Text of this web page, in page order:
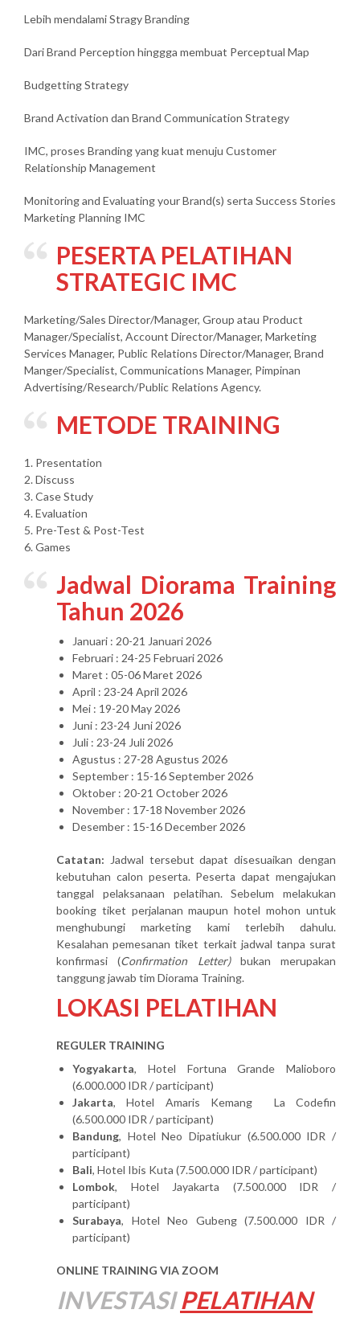
Lebih mendalami Stragy Branding
Dari Brand Perception hinggga membuat Perceptual Map
Budgetting Strategy
Brand Activation dan Brand Communication Strategy
IMC, proses Branding yang kuat menuju Customer
Relationship Management
Monitoring and Evaluating your Brand(s) serta Success Stories
Marketing Planning IMC
PESERTA PELATIHAN
STRATEGIC IMC
Marketing/Sales Director/Manager, Group atau Product
Manager/Specialist, Account Director/Manager, Marketing
Services Manager, Public Relations Director/Manager, Brand
Manger/Specialist, Communications Manager, Pimpinan
Advertising/Research/Public Relations Agency.
METODE TRAINING
1. Presentation
2. Discuss
3. Case Study
4. Evaluation
5. Pre-Test & Post-Test
6. Games
Jadwal Diorama Training
Tahun 2026
Januari : 20-21 Januari 2026
Februari : 24-25 Februari 2026
Maret : 05-06 Maret 2026
April : 23-24 April 2026
Mei : 19-20 May 2026
Juni : 23-24 Juni 2026
Juli : 23-24 Juli 2026
Agustus : 27-28 Agustus 2026
September : 15-16 September 2026
Oktober : 20-21 October 2026
November : 17-18 November 2026
Desember : 15-16 December 2026
Catatan: Jadwal tersebut dapat disesuaikan dengan
kebutuhan calon peserta. Peserta dapat mengajukan
tanggal pelaksanaan pelatihan. Sebelum melakukan
booking tiket perjalanan maupun hotel mohon untuk
menghubungi marketing kami terlebih dahulu.
Kesalahan pemesanan tiket terkait jadwal tanpa surat
konfirmasi (Confirmation Letter)bukan merupakan
tanggung jawab tim Diorama Training.
LOKASI PELATIHAN
REGULER TRAINING
Yogyakarta, Hotel Fortuna Grande Malioboro
(6.000.000 IDR / participant)
Jakarta, Hotel Amaris Kemang La Codefin
(6.500.000 IDR / participant)
Bandung, Hotel Neo Dipatiukur (6.500.000 IDR /
participant)
Bali, Hotel Ibis Kuta (7.500.000 IDR / participant)
Lombok, Hotel Jayakarta (7.500.000 IDR /
participant)
Surabaya, Hotel Neo Gubeng (7.500.000 IDR /
participant)
ONLINE TRAINING VIA ZOOM
INVESTASI PELATIHAN